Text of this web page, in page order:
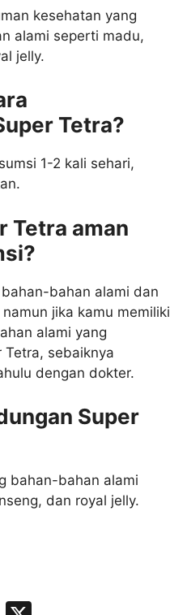
kesehatan yang
alami seperti madu,
jelly.
Tetra?
1-2 kali sehari,
Tetra aman
bahan alami dan
jika kamu memiliki
alami yang
sebaiknya
dengan dokter.
Super
bahan-bahan alami
dan royal jelly.